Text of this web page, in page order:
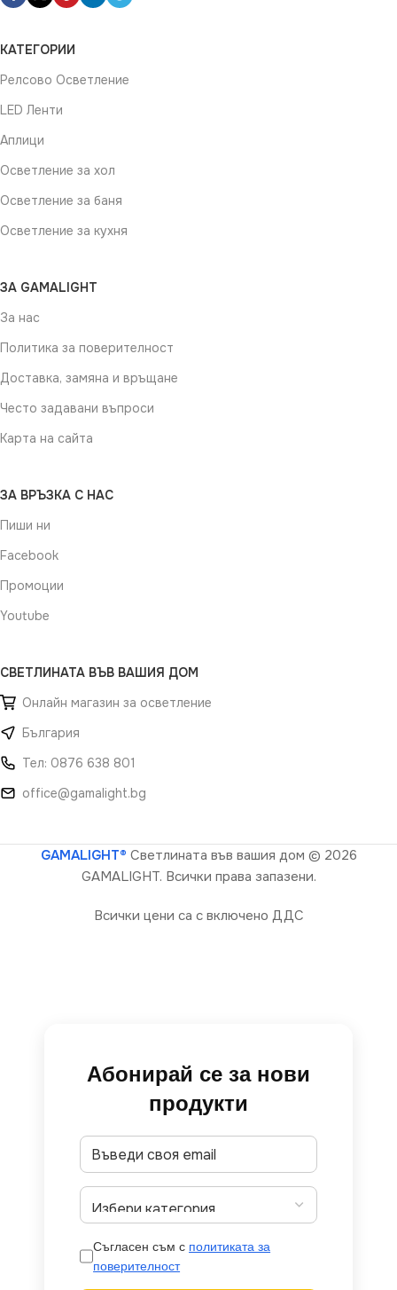
КАТЕГОРИИ
Релсово Осветление
LED Ленти
Аплици
Осветление за хол
Осветление за баня
Осветление за кухня
ЗА GAMALIGHT
За нас
Политика за поверителност
Доставка, замяна и връщане
Често задавани въпроси
Карта на сайта
ЗА ВРЪЗКА С НАС
Пиши ни
Facebook
Промоции
Youtube
СВЕТЛИНАТА ВЪВ ВАШИЯ ДОМ
Онлайн магазин за осветление
България
Тел: 0876 638 801
office@gamalight.bg
GAMALIGHT® Светлината във вашия дом © 2026
GAMALIGHT. Всички права запазени.
Всички цени са с включено ДДС
Абонирай се за нови
продукти
Съгласен съм с политиката за
поверителност